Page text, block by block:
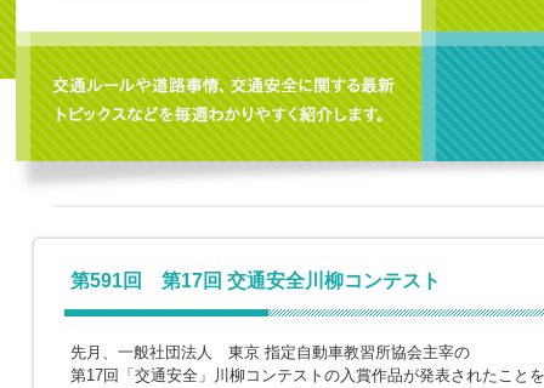
第591回 第17回 交通安全川柳コンテスト
先月、一般社団法人 東京 指定自動車教習所協会主宰の
第17回「交通安全」川柳コンテストの入賞作品が発表されたこと